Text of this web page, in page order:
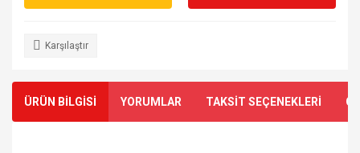
Karşılaştır
ÜRÜN BİLGİSİ YORUMLAR TAKSİT SEÇENEKLERİ